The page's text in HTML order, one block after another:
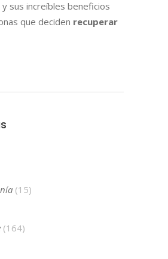
sus increíbles beneficios
que deciden recuperar
(15)
(164)